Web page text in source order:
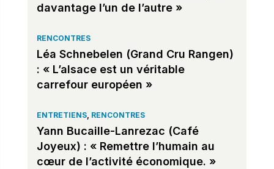
davantage l’un de l’autre »
RENCONTRES
Léa Schnebelen (Grand Cru Rangen)
: « L’alsace est un véritable
carrefour européen »
ENTRETIENS, RENCONTRES
Yann Bucaille-Lanrezac (Café
Joyeux) : « Remettre l’humain au
cœur de l’activité économique. »